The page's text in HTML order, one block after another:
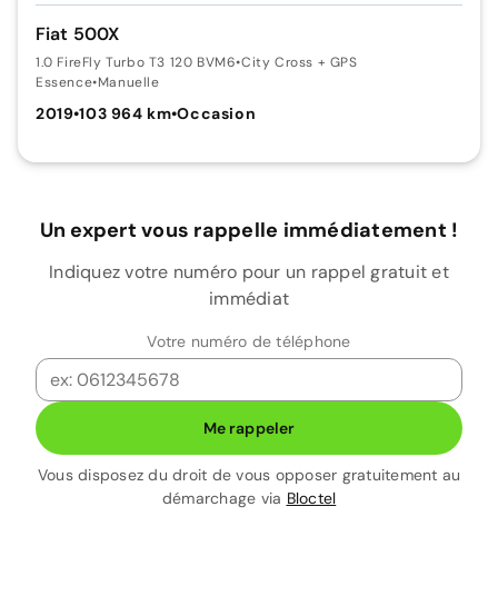
Fiat 500X
1.0 FireFly Turbo T3 120 BVM6•City Cross + GPS
Essence•Manuelle
2019•103 964 km•Occasion
Un expert vous rappelle immédiatement !
Indiquez votre numéro pour un rappel gratuit et
immédiat
Votre numéro de téléphone
Me rappeler
Vous disposez du droit de vous opposer gratuitement au
démarchage via Bloctel